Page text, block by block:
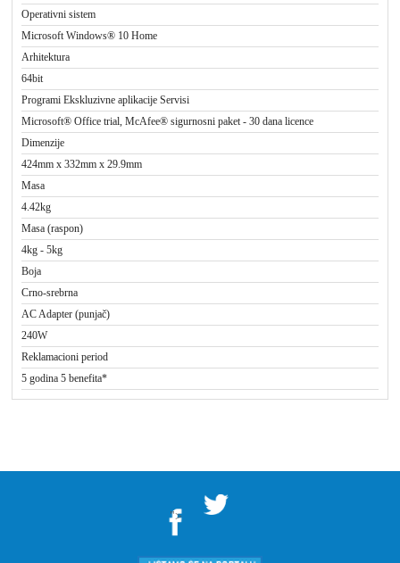
Operativni sistem
Microsoft Windows® 10 Home
Arhitektura
64bit
Programi Ekskluzivne aplikacije Servisi
Microsoft® Office trial, McAfee® sigurnosni paket - 30 dana licence
Dimenzije
424mm x 332mm x 29.9mm
Masa
4.42kg
Masa (raspon)
4kg - 5kg
Boja
Crno-srebrna
AC Adapter (punjač)
240W
Reklamacioni period
5 godina 5 benefita*
">